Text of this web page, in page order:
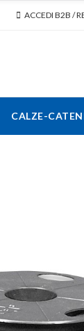
ACCEDI B2B /
CALZE-